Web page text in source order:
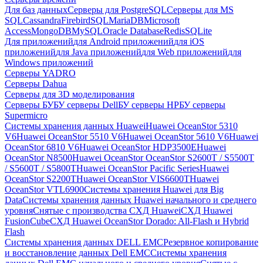
Для баз данныхСерверы для PostgreSQLСерверы для MS
SQLCassandraFirebirdSQLMariaDBMicrosoft
AccessMongoDBMySQLOracle DatabaseRedisSQLite
Для приложенийдля Android приложенийдля iOS
приложенийдля Java приложенийдля Web приложенийдля
Windows приложений
Серверы YADRO
Серверы Dahua
Серверы для 3D моделирования
Серверы БУБУ серверы DellБУ серверы HPБУ серверы
Supermicro
Системы хранения данных HuaweiHuawei OceanStor 5310
V6Huawei OceanStor 5510 V6Huawei OceanStor 5610 V6Huawei
OceanStor 6810 V6Huawei OceanStor HDP3500EHuawei
OceanStor N8500Huawei OceanStor OceanStor S2600T / S5500T
/ S5600T / S5800THuawei OceanStor Pacific SeriesHuawei
OceanStor S2200THuawei OceanStor VIS6600THuawei
OceanStor VTL6900Системы хранения Huawei для Big
DataСистемы хранения данных Huawei начального и среднего
уровняСнятые с производства СХД HuaweiСХД Huawei
FusionCubeСХД Huawei OceanStor Dorado: All-Flash и Hybrid
Flash
Системы хранения данных DELL EMCРезервное копирование
и восстановление данных Dell EMCСистемы хранения